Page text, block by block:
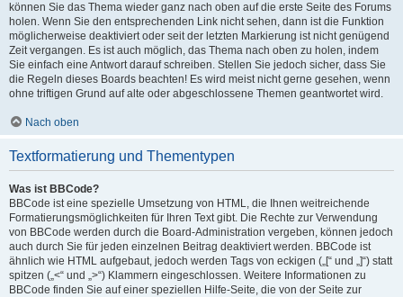
können Sie das Thema wieder ganz nach oben auf die erste Seite des Forums
holen. Wenn Sie den entsprechenden Link nicht sehen, dann ist die Funktion
möglicherweise deaktiviert oder seit der letzten Markierung ist nicht genügend
Zeit vergangen. Es ist auch möglich, das Thema nach oben zu holen, indem
Sie einfach eine Antwort darauf schreiben. Stellen Sie jedoch sicher, dass Sie
die Regeln dieses Boards beachten! Es wird meist nicht gerne gesehen, wenn
ohne triftigen Grund auf alte oder abgeschlossene Themen geantwortet wird.
Nach oben
Textformatierung und Thementypen
Was ist BBCode?
BBCode ist eine spezielle Umsetzung von HTML, die Ihnen weitreichende
Formatierungsmöglichkeiten für Ihren Text gibt. Die Rechte zur Verwendung
von BBCode werden durch die Board-Administration vergeben, können jedoch
auch durch Sie für jeden einzelnen Beitrag deaktiviert werden. BBCode ist
ähnlich wie HTML aufgebaut, jedoch werden Tags von eckigen („[“ und „]“) statt
spitzen („<“ und „>“) Klammern eingeschlossen. Weitere Informationen zu
BBCode finden Sie auf einer speziellen Hilfe-Seite, die von der Seite zur